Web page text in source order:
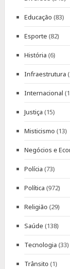
Educação (83)
Esporte (82)
História (6)
Infraestrutura
Internacional
Justiça (15)
Misticismo (13)
Negócios e
Polícia (73)
Política (972)
Religião (29)
Saúde (138)
Tecnologia (33)
Trânsito (1)